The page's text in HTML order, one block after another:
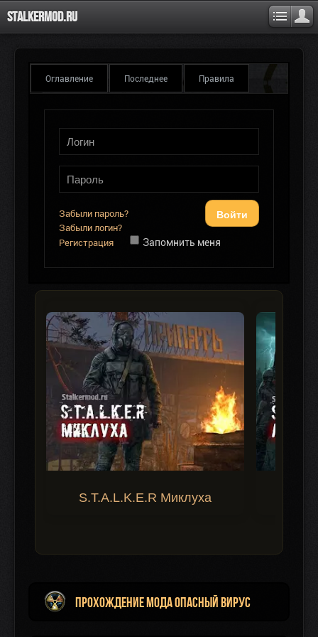
Stalkermod.ru
Оглавление Последнее Правила
Войти
Забыли пароль?
Забыли логин?
Регистрация
Запомнить меня
S.T.A.L.K.E.R Миклуха
Прохождение мода Опасный Вирус